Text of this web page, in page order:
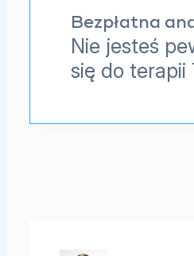
Bezpłatna
Nie jesteś
się do terapii